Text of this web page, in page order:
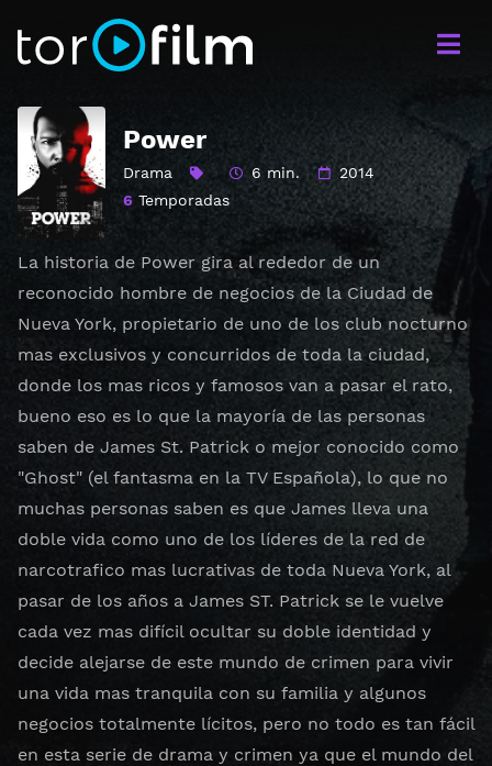
Power
Drama 6 min.
2014
6 Temporadas
La historia de Power gira al rededor de un
reconocido hombre de negocios de la Ciudad de
Nueva York, propietario de uno de los club nocturno
mas exclusivos y concurridos de toda la ciudad,
donde los mas ricos y famosos van a pasar el rato,
bueno eso es lo que la mayoría de las personas
saben de James St. Patrick o mejor conocido como
"Ghost" (el fantasma en la TV Española), lo que no
muchas personas saben es que James lleva una
doble vida como uno de los líderes de la red de
narcotrafico mas lucrativas de toda Nueva York, al
pasar de los años a James ST. Patrick se le vuelve
cada vez mas difícil ocultar su doble identidad y
decide alejarse de este mundo de crimen para vivir
una vida mas tranquila con su familia y algunos
negocios totalmente lícitos, pero no todo es tan fácil
en esta serie de drama y crimen ya que el mundo del